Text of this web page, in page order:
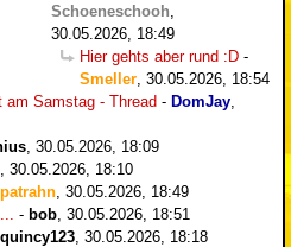
Schoeneschooh
30.05.2026, 18:49
Hier gehts aber rund :D -
Smeller 30.05.2026, 18:54
am Samstag - Thread - DomJay
30.05.2026, 18:09
30.05.2026, 18:10
patrahn 30.05.2026, 18:49
- bob 30.05.2026, 18:51
quincy123 30.05.2026, 18:18